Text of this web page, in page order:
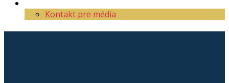
Kontakt pre média